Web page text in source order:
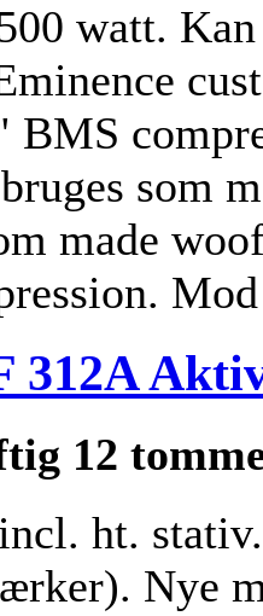
watt.
BMS
som
made
Mod
312A
12
ht.
Nye